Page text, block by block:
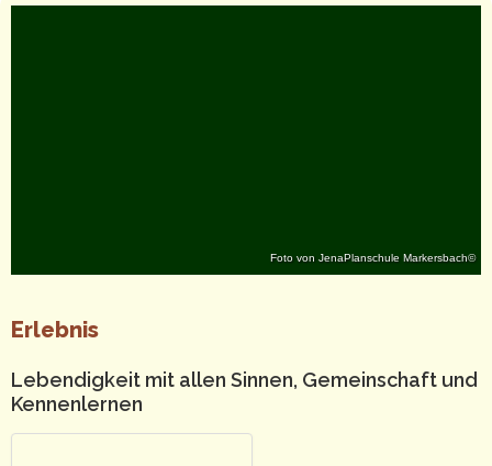
Foto von JenaPlanschule Markersbach©
Erlebnis
Lebendigkeit mit allen Sinnen, Gemeinschaft und
Kennenlernen